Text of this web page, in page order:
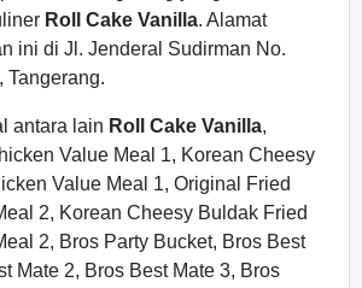
Roll Cake Vanilla. Alamat
ini di Jl. Jenderal Sudirman No.
Tangerang.
antara lain Roll Cake Vanilla,
Value Meal 1, Korean Cheesy
Value Meal 1, Original Fried
2, Korean Cheesy Buldak Fried
2, Bros Party Bucket, Bros Best
Mate 2, Bros Best Mate 3, Bros